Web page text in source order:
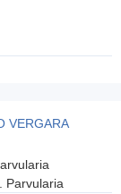
VERGARA
Parvularia